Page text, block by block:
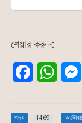
শেয়ার করুন:
F
c
W
at
গদ্য 1469